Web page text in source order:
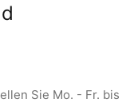
Sie Mo. - Fr. bis